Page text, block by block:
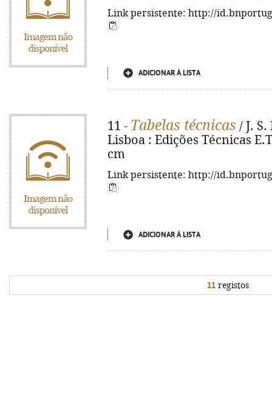
Link persistente: http://
ADICIONAR À LISTA
11 - Tabelas técnicas / J.
Lisboa : Edições Técnicas
cm
Link persistente: http://
ADICIONAR À LISTA
11registos